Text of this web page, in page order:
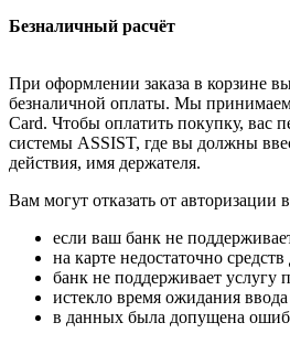
Безналичный расчёт
При оформлении заказа в корзине
безналичной оплаты. Мы
Card. Чтобы оплатить покупку, вас
системы ASSIST, где вы должны
действия, имя держателя.
Вам могут отказать от авторизации
если ваш банк не
на карте недостаточно
банк не поддерживает услугу
истекло время ожидания
в данных была допущена